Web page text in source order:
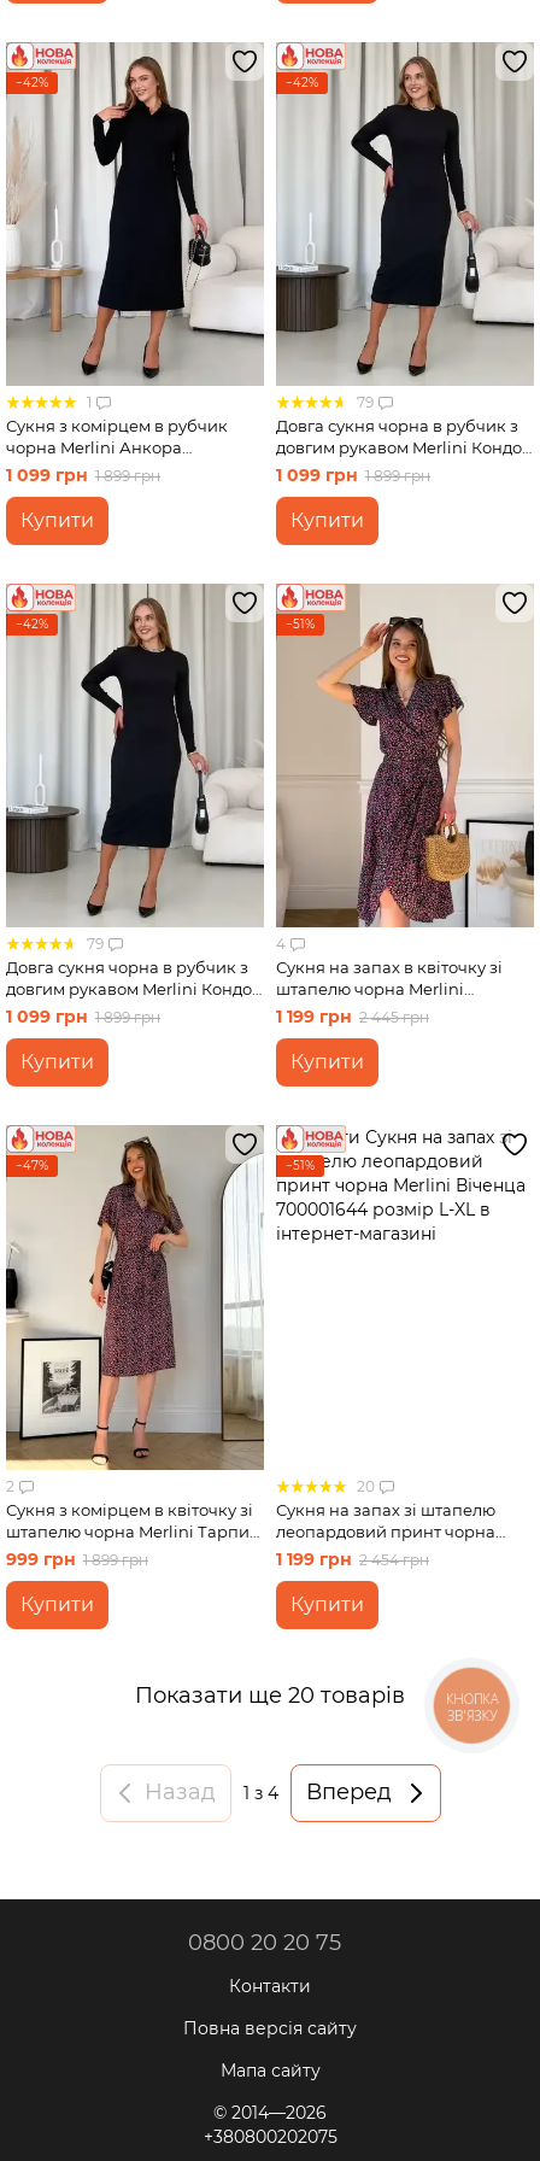
−42%
1
Сукня з комірцем в рубчик
чорна Merlini Анкора
700001701 розмір S-M
1 099 грн 1 899 грн
Купити
−42%
79
Довга сукня чорна в рубчик з
довгим рукавом Merlini Кондо
700001161, розмір 46-48 (L-XL)
1 099 грн 1 899 грн
Купити
−42%
79
Довга сукня чорна в рубчик з
довгим рукавом Merlini Кондо
700001161, розмір 42-44 (S-M)
1 099 грн 1 899 грн
Купити
−51%
4
Сукня на запах в квіточку зі
штапелю чорна Merlini
Віченца 700002204 розмір
4XL-5XL
1 199 грн 2 445 грн
Купити
−47%
2
Сукня з комірцем в квіточку зі
штапелю чорна Merlini Тарпи
700002224 розмір 2XL-3XL
999 грн 1 899 грн
Купити
−51%
20
Сукня на запах зі штапелю
леопардовий принт чорна
Merlini Віченца 700001644
розмір L-XL
1 199 грн 2 454 грн
Купити
Показати ще 20 товарів
Назад 1 з 4 Вперед
0800 20 20 75
Контакти
Повна версія сайту
Мапа сайту
© 2014—2026
+380800202075
КНОПКА
ЗВ'ЯЗКУ